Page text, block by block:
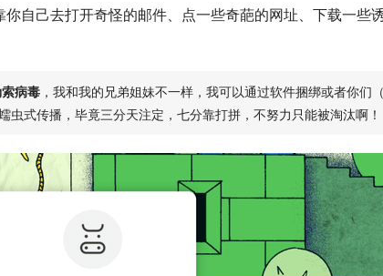
你自己去打开奇怪的邮件、点一些奇葩的网址、下载一些
病毒 ，我和我的兄弟姐妹不一样，我可以通过软件捆绑或者你们
虫式传播，毕竟三分天注定，七分靠打拼，不努力只能被淘汰啊！